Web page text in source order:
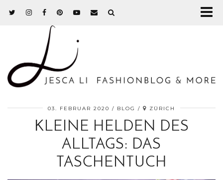
03. FEBRUAR 2020 BLOG ZÜRICH
KLEINE HELDEN DES
ALLTAGS: DAS
TASCHENTUCH